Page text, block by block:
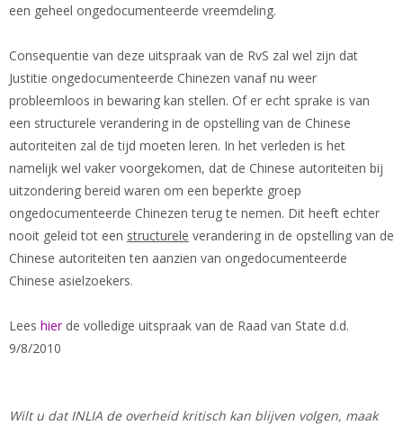
een geheel ongedocumenteerde vreemdeling.
Consequentie van deze uitspraak van de RvS zal wel zijn dat
Justitie ongedocumenteerde Chinezen vanaf nu weer
probleemloos in bewaring kan stellen. Of er echt sprake is van
een structurele verandering in de opstelling van de Chinese
autoriteiten zal de tijd moeten leren. In het verleden is het
namelijk wel vaker voorgekomen, dat de Chinese autoriteiten bij
uitzondering bereid waren om een beperkte groep
ongedocumenteerde Chinezen terug te nemen. Dit heeft echter
nooit geleid tot een structurele verandering in de opstelling van de
Chinese autoriteiten ten aanzien van ongedocumenteerde
Chinese asielzoekers.
Lees hierde volledige uitspraak van de Raad van State d.d.
9/8/2010
Wilt u dat INLIA de overheid kritisch kan blijven volgen, maak